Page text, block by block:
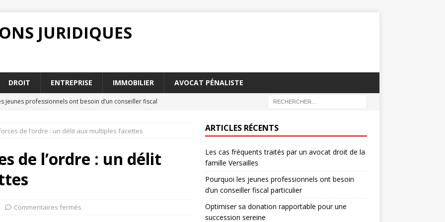
JURIDIQUES
DROIT ENTREPRISE IMMOBILIER AVOCAT PÉNALISTE
jeunes professionnels ont besoin d’un conseiller fiscal
donation rapportable pour une succession sereine
: étapes clés pour bien préparer votre dossier
DROIT
de l’ordre : un délit aux multiples facettes
de l’ordre : un délit
Commentaires fermés
ARTICLES RÉCENTS
Les cas fréquents traités par un avocat droit de la
famille Versailles
Pourquoi les jeunes professionnels ont besoin
d’un conseiller fiscal particulier
Optimiser sa donation rapportable pour une
succession sereine